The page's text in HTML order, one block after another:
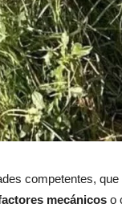
competentes,
mecánicos o